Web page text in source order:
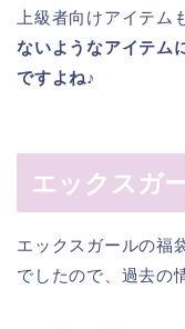
上級者向けアイテム
ないようなアイテム
ですよね♪
エックスガ
エックスガールの福
でしたので、過去の